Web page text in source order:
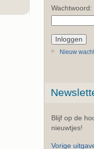
Wachtwoord:
Nieuw
Blijf op de
nieuwtjes!
Vorige